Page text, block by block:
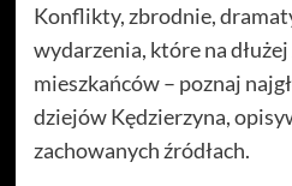
Konflikty, zbrodnie,
wydarzenia, które na
mieszkańców – poznaj
dziejów Kędzierzyna,
zachowanych źródłach.